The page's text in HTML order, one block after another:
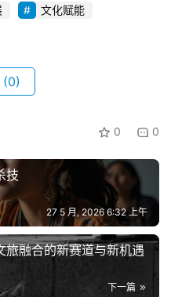
文化赋能
(0)
0 0
技
27 5 月, 2026 6:32 上午
旅融合的新赛道与新机遇
下一篇